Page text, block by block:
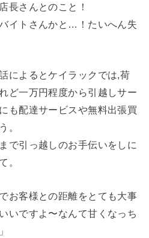
長さんとのこと！
イトさんかと…！たいへん失
によるとケイラックでは,荷
ど一万円程度から引越しサー
も配達サービスや無料出張買
。
で引っ越しのお手伝いをしに
。
お客様との距離をとても大事
いですよ〜なんて甘くなっち